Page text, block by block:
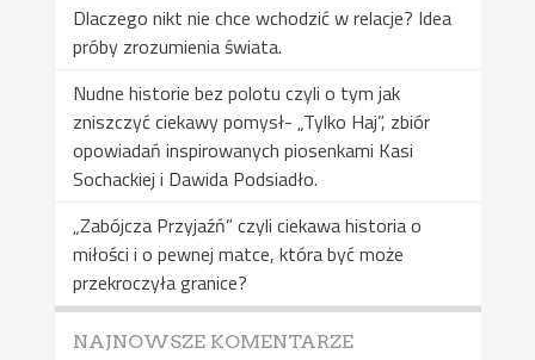
Dlaczego nikt nie chce wchodzić w relacje? Idea
próby zrozumienia świata.
Nudne historie bez polotu czyli o tym jak
zniszczyć ciekawy pomysł- „Tylko Haj”, zbiór
opowiadań inspirowanych piosenkami Kasi
Sochackiej i Dawida Podsiadło.
„Zabójcza Przyjaźń” czyli ciekawa historia o
miłości i o pewnej matce, która być może
przekroczyła granice?
NAJNOWSZE KOMENTARZE